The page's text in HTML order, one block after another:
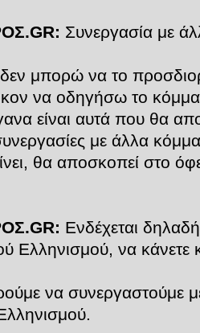
Συνεργασία με
μπορώ να το
να οδηγήσω το κόμμα
είναι αυτά που θα
με άλλα
θα αποσκοπεί στο
Ενδέχεται
Ελληνισμού, να
να συνεργαστούμε